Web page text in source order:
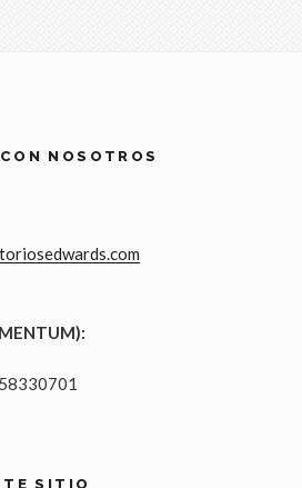
NOSOTROS
SITIO